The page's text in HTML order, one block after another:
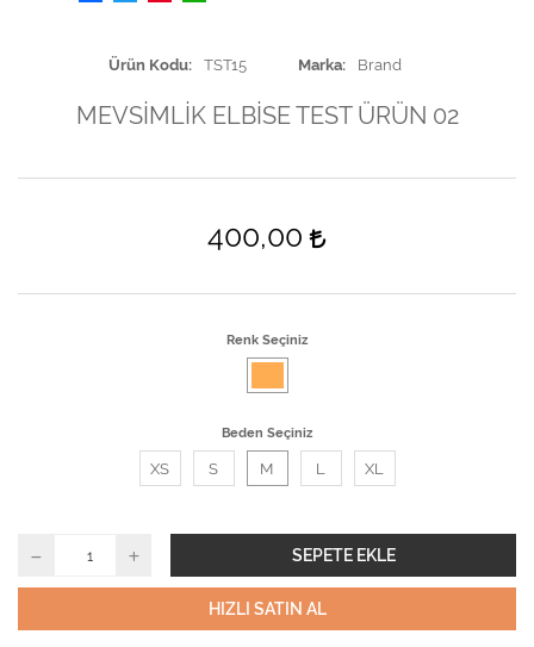
Ürün Kodu TST15 Marka Brand
MEVSİMLİK ELBİSE TEST ÜRÜN 02
400,00
Renk Seçiniz
Beden Seçiniz
XS S M L XL
SEPETE EKLE
HIZLI SATIN AL